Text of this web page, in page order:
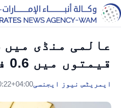
عالمی منڈی میں
قیمتوں میں 0.6 فیصد کمی
ایمریٹس نیوز ایجنسی